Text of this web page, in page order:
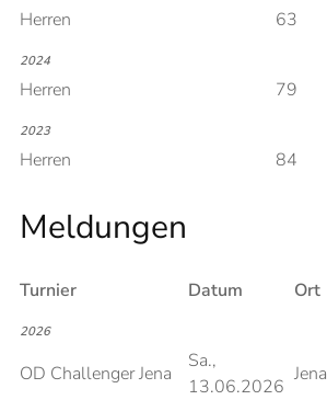
Herren 63
2024
Herren 79
2023
Herren 84
Meldungen
Turnier Datum Ort
2026
OD Challenger Jena
Sa.,
13.06.2026
Jena